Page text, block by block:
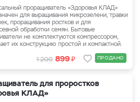
проращиватель «Здоровья КЛАД»
для выращивания микрозелени, травки
проращивания ростков и для
обработки семян. Бытовые
не комплектуются компрессором,
их конструкцию простой и компактной.
1 200 899₽ ПРОДАНО
для проростков
КЛАД»